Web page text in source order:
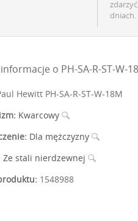
dniach.
o PH-SA-R-ST-W-
Hewitt PH-SA-R-ST-W-18M
Kwarcowy
Dla mężczyzny
Ze stali nierdzewnej
1548988